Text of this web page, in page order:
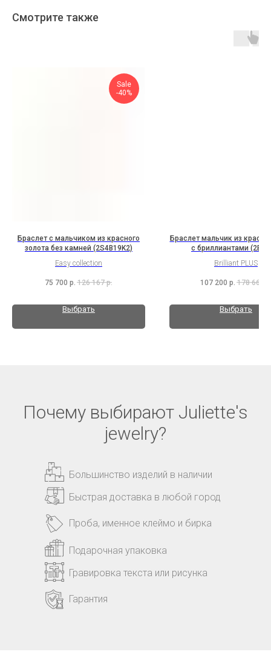
Смотрите также
Sale
-40%
Браслет с мальчиком из красного
золота без камней (2S4B19K2)
Easy collection
75 700 р. 126 167 р.
Выбрать
Браслет мальчик из
с бриллиантами
Brilliant PLUS
107 200 р. 178 667
Выбрать
Почему выбирают Juliette's
jewelry?
Большинство изделий в наличии
Быстрая доставка в любой город
Подарочная упаковка
Гравировка текста или рисунка
Проба, именное клеймо и бирка
Гарантия